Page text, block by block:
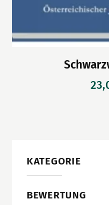
KATEGORIE
BEWERTUNG